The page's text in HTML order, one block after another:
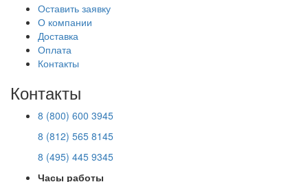
Оставить заявку
О компании
Доставка
Оплата
Контакты
Контакты
8 (800) 600 3945
8 (812) 565 8145
8 (495) 445 9345
Часы работы